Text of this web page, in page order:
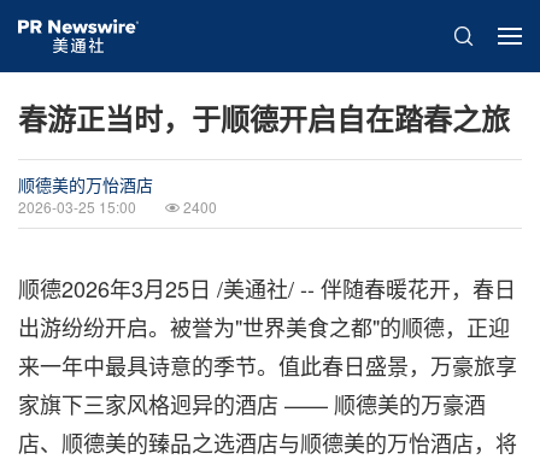
春游正当时，于顺德开启自在踏春之旅
顺德美的万怡酒店
2026-03-25 15:00 2400
顺德2026年3月25日 /美通社/ -- 伴随春暖花开，春日
出游纷纷开启。被誉为"世界美食之都"的顺德，正迎
来一年中最具诗意的季节。值此春日盛景，万豪旅享
家旗下三家风格迥异的酒店 —— 顺德美的万豪酒
店、顺德美的臻品之选酒店与顺德美的万怡酒店，将